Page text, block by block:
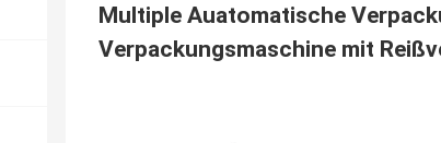
Multiple Auatomatische
Verpackungsmaschine mit